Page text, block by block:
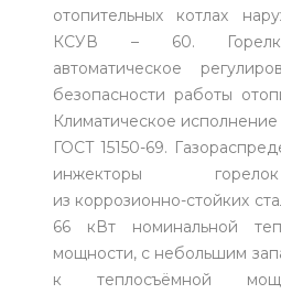
отопительных котлах
КСУВ – 60. Горелки
автоматическое
безопасности работы
Климатическое
ГОСТ 15150-69.
инжекторы
из коррозионно-стойких
66 кВт номинальной
мощности, с небольшим
к теплосъёмной